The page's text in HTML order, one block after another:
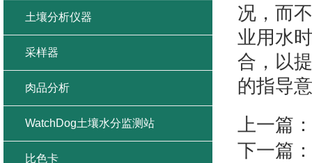
况，而
业用水
合，以
的指导
上一篇：
下一篇：
土壤分析仪器
采样器
肉品分析
WatchDog土壤水分监测站
比色卡